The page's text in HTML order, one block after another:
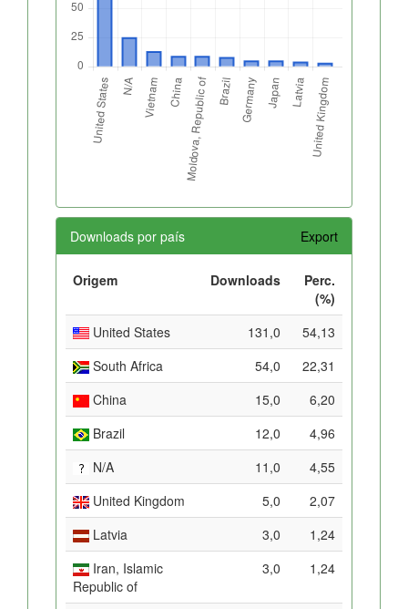
Downloads por país Export
Origem Downloads
Perc.
(%)
United States
131,0
54,13
South Africa
54,0
22,31
China
15,0
6,20
Brazil
12,0
4,96
N/A
11,0
4,55
United Kingdom
5,0
2,07
Latvia
3,0
1,24
Iran, Islamic
Republic of
3,0 1,24